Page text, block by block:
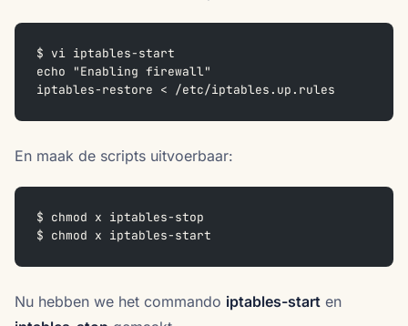
$ vi iptables-start
echo "Enabling firewall"
iptables-restore < /etc/iptables.up.rules
En maak de scripts uitvoerbaar:
$ chmod x iptables-stop
$ chmod x iptables-start
Nu hebben we het commando iptables-start en